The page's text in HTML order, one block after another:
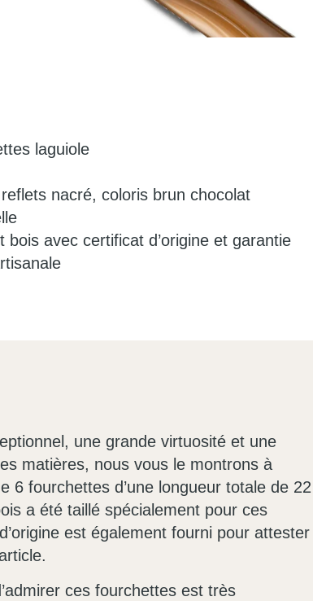
laguiole
nacré, coloris brun chocolat
bois avec certificat d’origine et garantie
une grande virtuosité et une
matières, nous vous le montrons à
6 fourchettes d’une longueur totale de 22
a été taillé spécialement pour ces
est également fourni pour attester
ces fourchettes est très